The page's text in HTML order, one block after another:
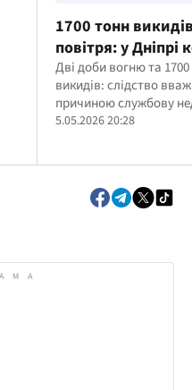
1700 тонн
повітря: у Дніпрі
полігону
недбалості
Дві доби вогню та
викидів: слідство
причиною службову
5.05.2026 20:28